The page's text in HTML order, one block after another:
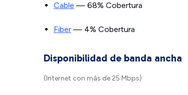
Cable — 68% Cobertura
Fiber — 4% Cobertura
Disponibilidad de banda ancha
(Internet con más de 25 Mbps)